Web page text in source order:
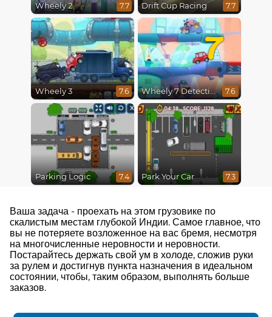
Wheely 2 7.7 Drift Cup Racing 7.7
Wheely 3 7.6
7
Wheely 7 Detective 7.6
Parking Logic 7.4 Park Your Car 7.3
Ваша задача - проехать на этом грузовике по
скалистым местам глубокой Индии. Самое главное, что
вы не потеряете возложенное на вас бремя, несмотря
на многочисленные неровности и неровности.
Постарайтесь держать свой ум в холоде, сложив руки
за рулем и достигнув пункта назначения в идеальном
состоянии, чтобы, таким образом, выполнять больше
заказов.